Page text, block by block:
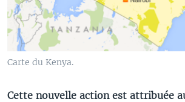
Carte du Kenya.
Cette nouvelle action est attribuée